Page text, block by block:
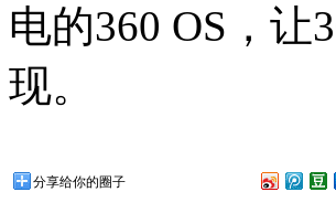
电的360 OS，
现。
分享给你的圈子